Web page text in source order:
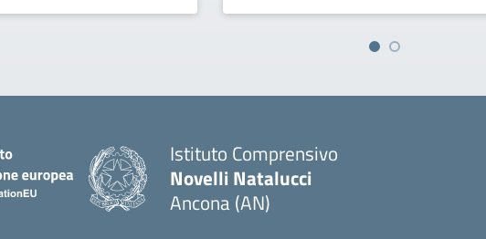
Istituto Comprensivo
Novelli Natalucci
Ancona (AN)